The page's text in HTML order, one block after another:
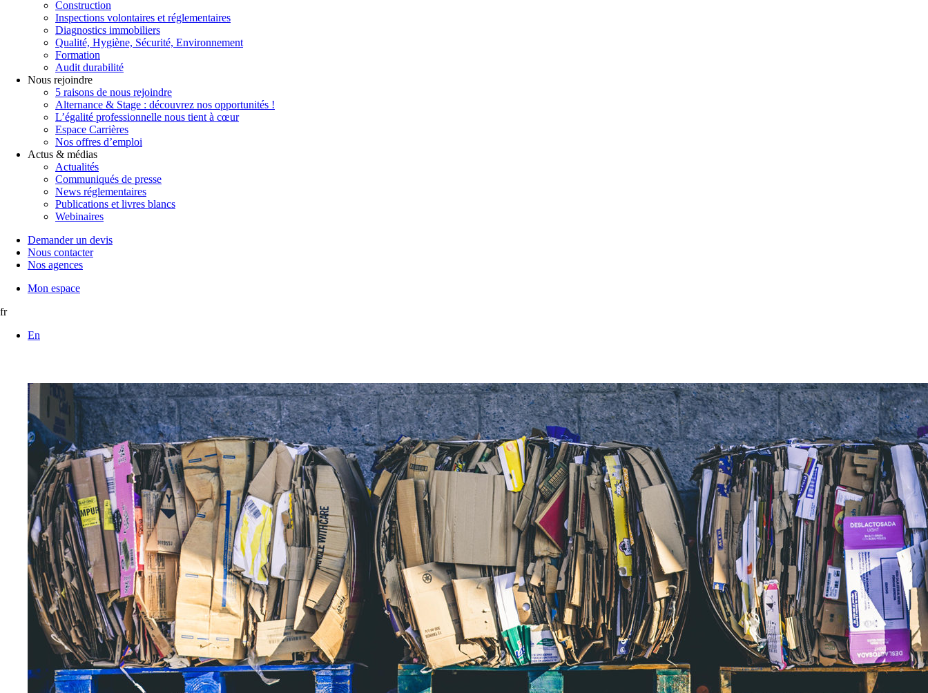
Construction
Inspections volontaires et réglementaires
Diagnostics immobiliers
Qualité, Hygiène, Sécurité, Environnement
Formation
Audit durabilité
Nous rejoindre
5 raisons de nous rejoindre
Alternance & Stage : découvrez nos opportunités !
L’égalité professionnelle nous tient à cœur
Espace Carrières
Nos offres d’emploi
Actus & médias
Actualités
Communiqués de presse
News réglementaires
Publications et livres blancs
Webinaires
Demander un devis
Nous contacter
Nos agences
Mon espace
fr
En